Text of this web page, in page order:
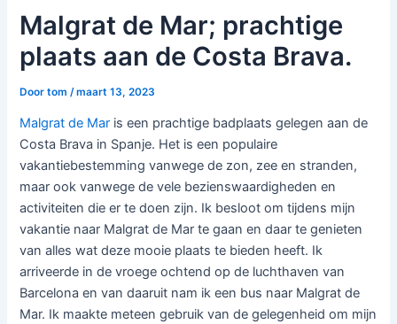
Malgrat de Mar; prachtige
plaats aan de Costa Brava.
Doortom/maart 13, 2023
Malgrat de Mar is een prachtige badplaats gelegen aan de
Costa Brava in Spanje. Het is een populaire
vakantiebestemming vanwege de zon, zee en stranden,
maar ook vanwege de vele bezienswaardigheden en
activiteiten die er te doen zijn. Ik besloot om tijdens mijn
vakantie naar Malgrat de Mar te gaan en daar te genieten
van alles wat deze mooie plaats te bieden heeft. Ik
arriveerde in de vroege ochtend op de luchthaven van
Barcelona en van daaruit nam ik een bus naar Malgrat de
Mar. Ik maakte meteen gebruik van de gelegenheid om mijn